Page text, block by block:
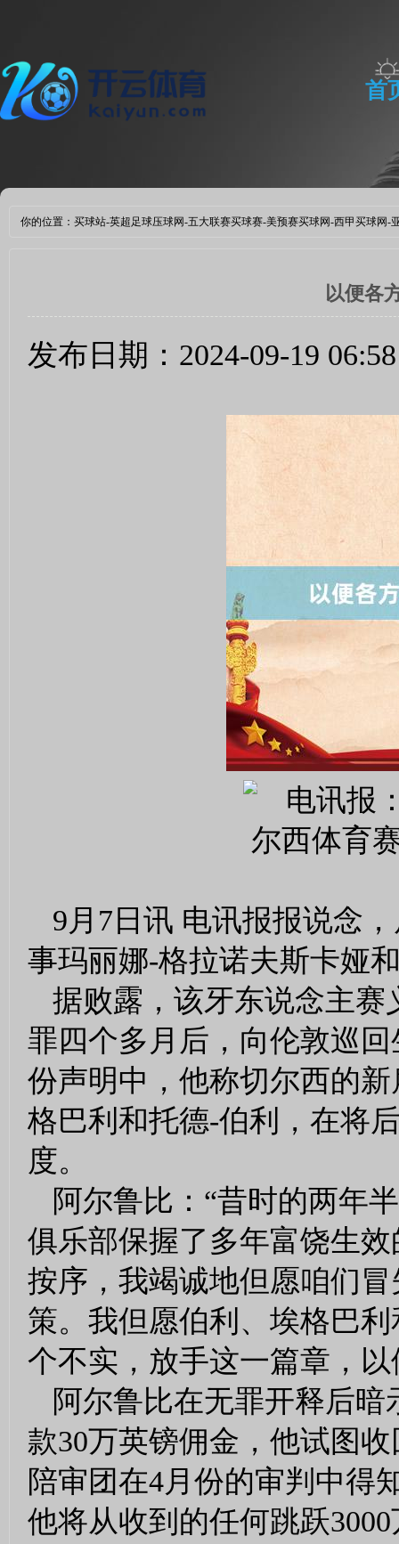
首
你的位置： 买球站-英超足球压球网-五大联赛买球赛-美预赛买球网-西甲买球网-
以便各
发布日期：2024-09-19
9月7日讯 电讯报报说念
事玛丽娜-格拉诺夫斯卡娅
据败露，该牙东说念主
罪四个多月后，向伦敦巡
份声明中，他称切尔西的
格巴利和托德-伯利，在将
度。
阿尔鲁比：“昔时的两年
俱乐部保握了多年富饶生
按序，我竭诚地但愿咱们
策。我但愿伯利、埃格巴
个不实，放手这一篇章，
阿尔鲁比在无罪开释后
款30万英镑佣金，他试图
陪审团在4月份的审判中得
他将从收到的任何跳跃